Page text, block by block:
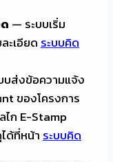
— ระบบเริ่ม
ะเอียด ระบบคิด
บส่งข้อความแจ้ง
ของโครงการ
ก E-Stamp
ด้ที่หน้า ระบบคิด